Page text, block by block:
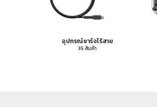
อุปกรณ์ชาร์จไร้สาย
35 สินค้า